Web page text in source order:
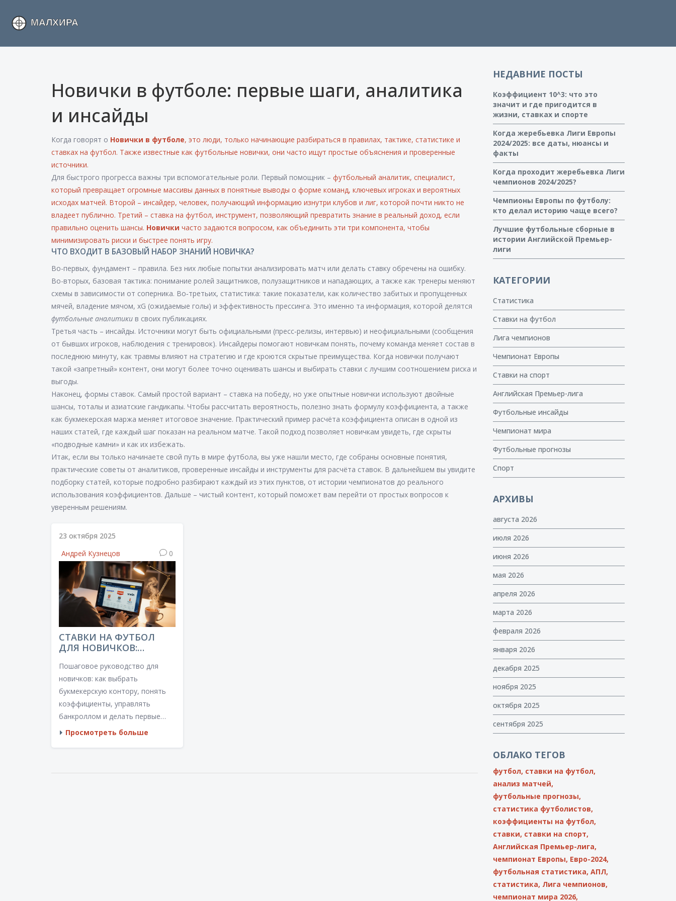
Новички в футболе: первые шаги, аналитика
и инсайды
Когда говорят о Новички в футболе, это люди, только начинающие разбираться в правилах, тактике, статистике и
ставках на футбол. Также известные как футбольные новички, они часто ищут простые объяснения и проверенные
источники.
Для быстрого прогресса важны три вспомогательные роли. Первый помощник – футбольный аналитик, специалист,
который превращает огромные массивы данных в понятные выводы о форме команд, ключевых игроках и вероятных
исходах матчей. Второй – инсайдер, человек, получающий информацию изнутри клубов и лиг, которой почти никто не
владеет публично. Третий – ставка на футбол, инструмент, позволяющий превратить знание в реальный доход, если
правильно оценить шансы. Новички часто задаются вопросом, как объединить эти три компонента, чтобы
минимизировать риски и быстрее понять игру.
ЧТО ВХОДИТ В БАЗОВЫЙ НАБОР ЗНАНИЙ НОВИЧКА?
Во-первых, фундамент – правила. Без них любые попытки анализировать матч или делать ставку обречены на ошибку.
Во-вторых, базовая тактика: понимание ролей защитников, полузащитников и нападающих, а также как тренеры меняют
схемы в зависимости от соперника. Во‑третьих, статистика: такие показатели, как количество забитых и пропущенных
мячей, владение мячом, xG (ожидаемые голы) и эффективность прессинга. Это именно та информация, которой делятся
футбольные аналитики в своих публикациях.
Третья часть – инсайды. Источники могут быть официальными (пресс‑релизы, интервью) и неофициальными (сообщения
от бывших игроков, наблюдения с тренировок). Инсайдеры помогают новичкам понять, почему команда меняет состав в
последнюю минуту, как травмы влияют на стратегию и где кроются скрытые преимущества. Когда новички получают
такой «запретный» контент, они могут более точно оценивать шансы и выбирать ставки с лучшим соотношением риска и
выгоды.
Наконец, формы ставок. Самый простой вариант – ставка на победу, но уже опытные новички используют двойные
шансы, тоталы и азиатские гандикапы. Чтобы рассчитать вероятность, полезно знать формулу коэффициента, а также
как букмекерская маржа меняет итоговое значение. Практический пример расчёта коэффициента описан в одной из
наших статей, где каждый шаг показан на реальном матче. Такой подход позволяет новичкам увидеть, где скрыты
«подводные камни» и как их избежать.
Итак, если вы только начинаете свой путь в мире футбола, вы уже нашли место, где собраны основные понятия,
практические советы от аналитиков, проверенные инсайды и инструменты для расчёта ставок. В дальнейшем вы увидите
подборку статей, которые подробно разбирают каждый из этих пунктов, от истории чемпионатов до реального
использования коэффициентов. Дальше – чистый контент, который поможет вам перейти от простых вопросов к
уверенным решениям.
23 октября 2025
Андрей Кузнецов
0
СТАВКИ НА ФУТБОЛ
ДЛЯ НОВИЧКОВ:
РУКОВОДСТВО
Пошаговое руководство для
новичков: как выбрать
букмекерскую контору, понять
коэффициенты, управлять
банкроллом и делать первые
ставки на футбол онлайн.
Просмотреть больше
НЕДАВНИЕ ПОСТЫ
Коэффициент 10^3: что это
значит и где пригодится в
жизни, ставках и спорте
Когда жеребьевка Лиги Европы
2024/2025: все даты, нюансы и
факты
Когда проходит жеребьевка Лиги
чемпионов 2024/2025?
Чемпионы Европы по футболу:
кто делал историю чаще всего?
Лучшие футбольные сборные в
истории Английской Премьер-
лиги
КАТЕГОРИИ
Статистика
Ставки на футбол
Лига чемпионов
Чемпионат Европы
Ставки на спорт
Английская Премьер-лига
Футбольные инсайды
Чемпионат мира
Футбольные прогнозы
Спорт
АРХИВЫ
августа 2026
июля 2026
июня 2026
мая 2026
апреля 2026
марта 2026
февраля 2026
января 2026
декабря 2025
ноября 2025
октября 2025
сентября 2025
ОБЛАКО ТЕГОВ
футбол, ставки на футбол,
анализ матчей,
футбольные прогнозы,
статистика футболистов,
коэффициенты на футбол,
ставки, ставки на спорт,
Английская Премьер-лига,
чемпионат Европы, Евро-2024,
футбольная статистика, АПЛ,
статистика, Лига чемпионов,
чемпионат мира 2026,